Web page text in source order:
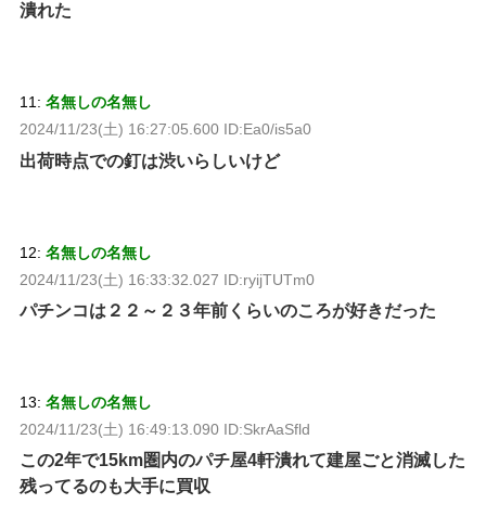
潰れた
11: 名無しの名無し
2024/11/23(土) 16:27:05.600 ID:Ea0/is5a0
出荷時点での釘は渋いらしいけど
12: 名無しの名無し
2024/11/23(土) 16:33:32.027 ID:ryijTUTm0
パチンコは２２～２３年前くらいのころが好きだった
13: 名無しの名無し
2024/11/23(土) 16:49:13.090 ID:SkrAaSfld
この2年で15km圏内のパチ屋4軒潰れて建屋ごと消滅した
残ってるのも大手に買収